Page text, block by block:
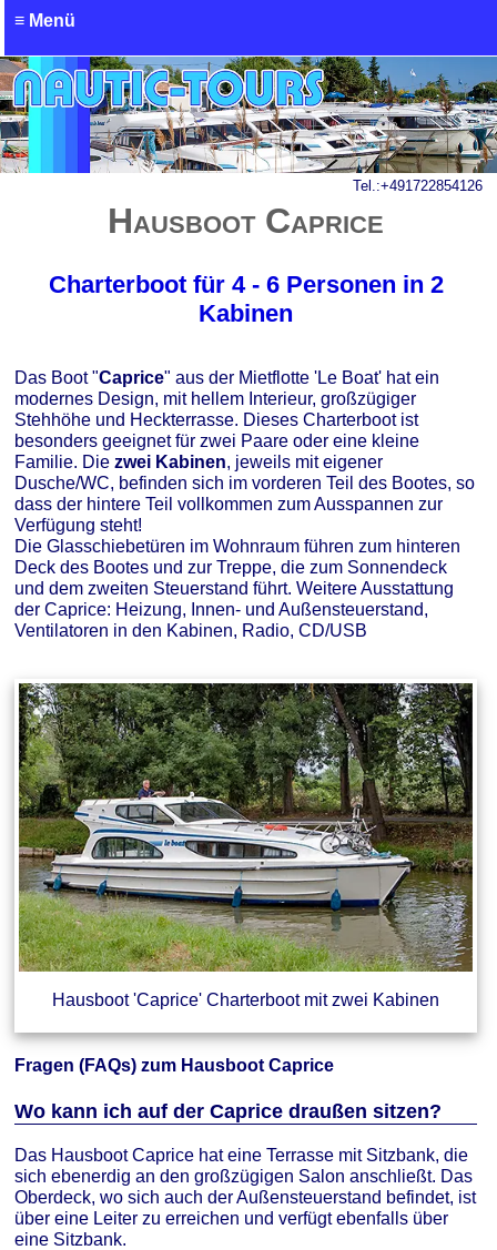
≡ Menü
Tel.:+491722854126
Hausboot Caprice
Charterboot für 4 - 6 Personen in 2
Kabinen
Das Boot "Caprice" aus der Mietflotte 'Le Boat' hat ein
modernes Design, mit hellem Interieur, großzügiger
Stehhöhe und Heckterrasse. Dieses Charterboot ist
besonders geeignet für zwei Paare oder eine kleine
Familie. Diezwei Kabinen, jeweils mit eigener
Dusche/WC, befinden sich im vorderen Teil des Bootes, so
dass der hintere Teil vollkommen zum Ausspannen zur
Verfügung steht!
Die Glasschiebetüren im Wohnraum führen zum hinteren
Deck des Bootes und zur Treppe, die zum Sonnendeck
und dem zweiten Steuerstand führt. Weitere Ausstattung
der Caprice: Heizung, Innen- und Außensteuerstand,
Ventilatoren in den Kabinen, Radio, CD/USB
Hausboot 'Caprice' Charterboot mit zwei Kabinen
Fragen (FAQs) zum Hausboot Caprice
Wo kann ich auf der Caprice draußen sitzen?
Das Hausboot Caprice hat eine Terrasse mit Sitzbank, die
sich ebenerdig an den großzügigen Salon anschließt. Das
Oberdeck, wo sich auch der Außensteuerstand befindet, ist
über eine Leiter zu erreichen und verfügt ebenfalls über
eine Sitzbank.